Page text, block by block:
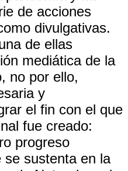
de acciones
divulgativas.
de ellas
mediática de la
no por ello,
y
el fin con el que
fue creado:
progreso
se sustenta en la